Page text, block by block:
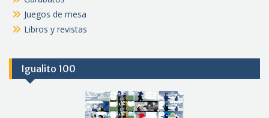
Juegos de mesa
Libros y revistas
Igualito 100